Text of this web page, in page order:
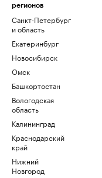
регионов
Санкт-Петербург
и область
Екатеринбург
Новосибирск
Омск
Башкортостан
Вологодская
область
Калининград
Краснодарский
край
Нижний
Новгород